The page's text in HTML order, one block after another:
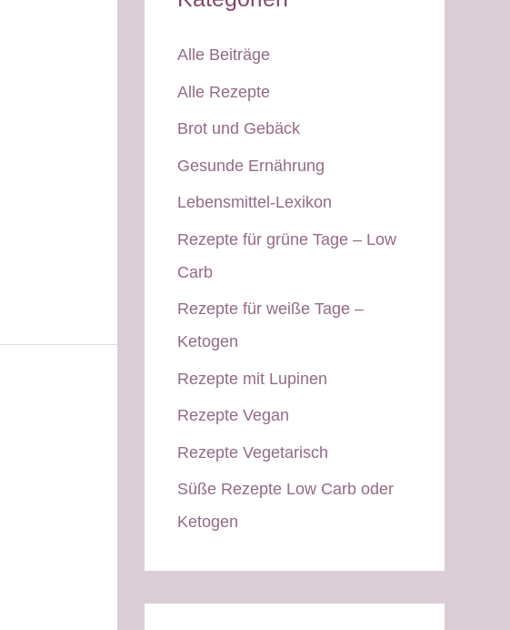
Alle Beiträge
Alle Rezepte
Brot und Gebäck
Gesunde Ernährung
Lebensmittel-Lexikon
Rezepte für grüne Tage – Low
Carb
Rezepte für weiße Tage –
Ketogen
Rezepte mit Lupinen
Rezepte Vegan
Rezepte Vegetarisch
Süße Rezepte Low Carb oder
Ketogen